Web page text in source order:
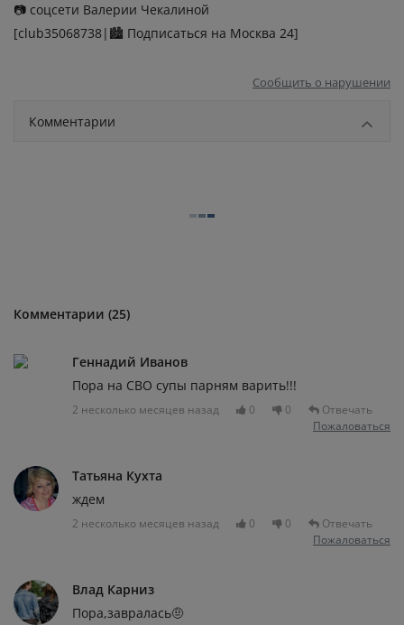
📷 соцсети Валерии Чекалиной
[club35068738|🏙 Подписаться на Москва 24]
Сообщить о нарушении
Комментарии
Комментарии (25)
Геннадий Иванов
Пора на СВО супы парням варить!!!
2 несколько месяцев назад 0 0
Отвечать
Пожаловаться
Татьяна Кухта
ждем
2 несколько месяцев назад 0 0
Отвечать
Пожаловаться
Влад Карниз
Пора,завралась🤨